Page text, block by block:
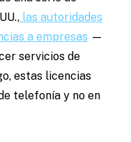
las autoridades
a empresas —
servicios de
estas licencias
telefonía y no en